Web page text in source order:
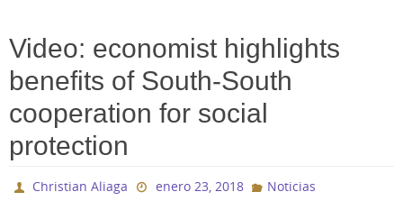
Video: economist highlights
benefits of South-South
cooperation for social
protection
Christian Aliaga enero 23, 2018
Noticias